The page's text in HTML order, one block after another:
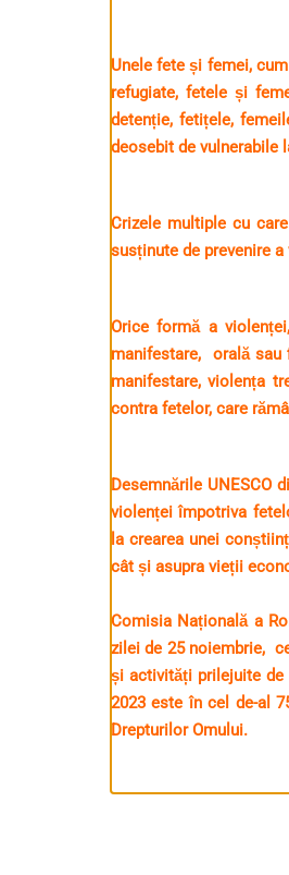
Unele fete și femei,
refugiate, fetele și
detenție, fetițele,
deosebit de vulnerabile
Crizele multiple cu
susținute de prevenire
Orice formă a
manifestare, orală sau
manifestare, violența
contra fetelor, care
Desemnările UNESCO
violenței împotriva
la crearea unei
cât și asupra vieții
Comisia Națională a
zilei de 25 noiembrie,
și activități prilejuite de
2023 este în cel de-al
Drepturilor Omului.